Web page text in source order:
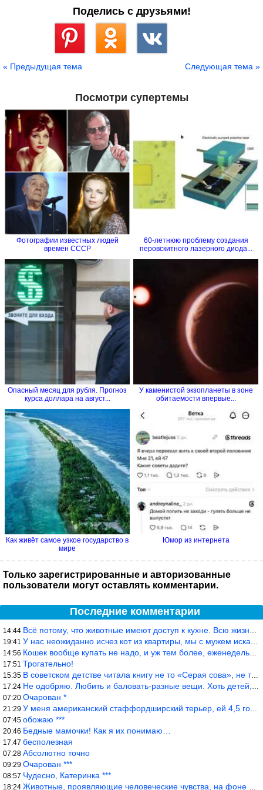
Поделись с друзьями!
« Предыдущая тема Следующая тема »
Посмотри супертемы
Фотографии известных людей
времён СССР
60-летнюю проблему создания
перовскитного лазерного диода...
Опасный месяц для рубля. Прогноз
курса доллара на август...
У каменистой экзопланеты в зоне
обитаемости впервые...
Как живёт самое узкое государство в
мире
Юмор из интернета
Только зарегистрированные и авторизованные
пользователи могут оставлять комментарии.
Последние комментарии
14:44 Всё потому, что животные имеют доступ к кухне. Всю жизнь живу с
19:41 У нас неожиданно исчез кот из квартиры, мы с мужем искали повсюд
14:56 Кошек вообще купать не надо, и уж тем более, еженедельно, как лю
17:51 Трогательно!
15:35 В советском детстве читала книгу не то «Серая сова», не то ещё к
17:24 Не одобряю. Любить и баловать-разные вещи. Хоть детей, хоть коше
07:20 Очарован *
21:29 У меня американский стаффордширский терьер, ей 4,5 года, но ни р
07:45 обожаю ***
20:46 Бедные мамочки! Как я их понимаю…
17:47 бесполезная
07:28 Абсолютно точно
09:29 Очарован ***
08:57 Чудесно, Катеринка ***
18:24 Животные, проявляющие человеческие чувства, на фоне озверевших д